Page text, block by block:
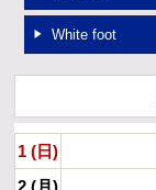
White foot
1 (日)
2 (月)